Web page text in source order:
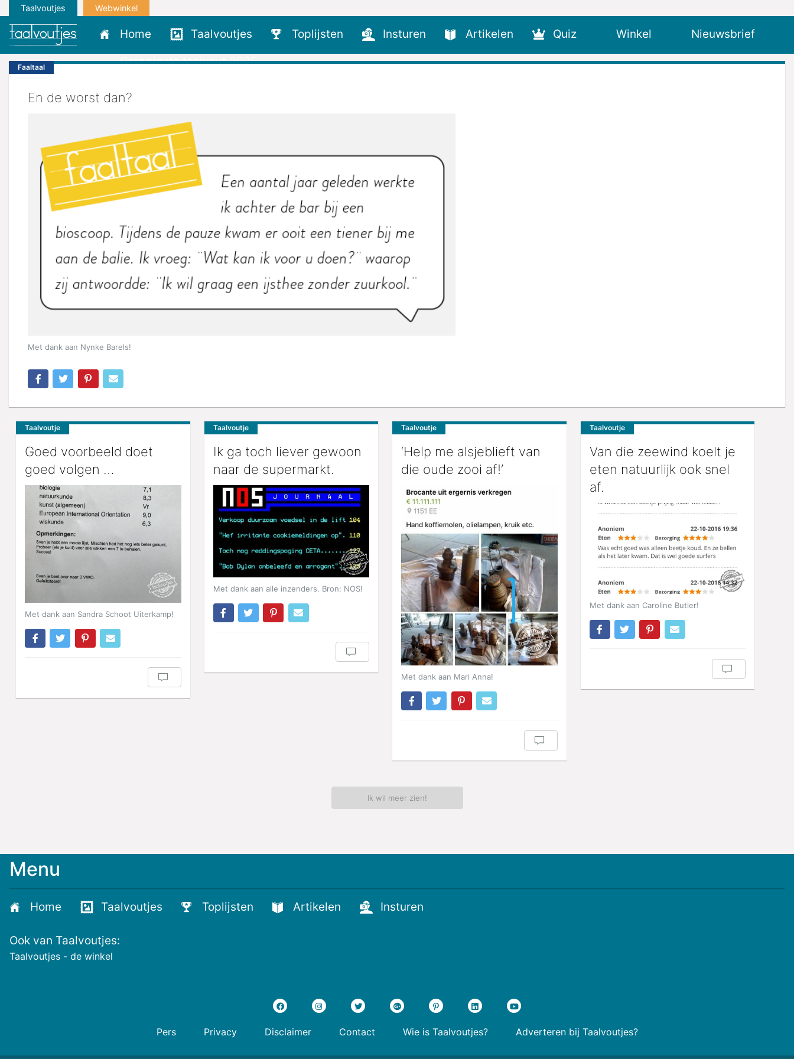
Taalvoutjes Webwinkel
Home Taalvoutjes Toplijsten Insturen Artikelen Quiz Winkel
Nieuwsbrief
Grappigste taalvout 2025
Faaltaal
En de worst dan?
Met dank aan Nynke Barels!
Taalvoutje
Goed voorbeeld doet
goed volgen …
Met dank aan Sandra Schoot Uiterkamp!
Taalvoutje
Ik ga toch liever gewoon
naar de supermarkt.
Met dank aan alle inzenders. Bron: NOS!
Taalvoutje
‘Help me alsjeblieft van
die oude zooi af!’
Met dank aan Mari Anna!
Taalvoutje
Van die zeewind koelt je
eten natuurlijk ook snel
af.
Met dank aan Caroline Butler!
Ik wil meer zien!
Meld
voor
nieuwste
voutjes
Menu
Home Taalvoutjes Toplijsten Artikelen Insturen
Ook van Taalvoutjes:
Taalvoutjes - de winkel
Pers Privacy Disclaimer Contact Wie is Taalvoutjes? Adverteren bij Taalvoutjes?